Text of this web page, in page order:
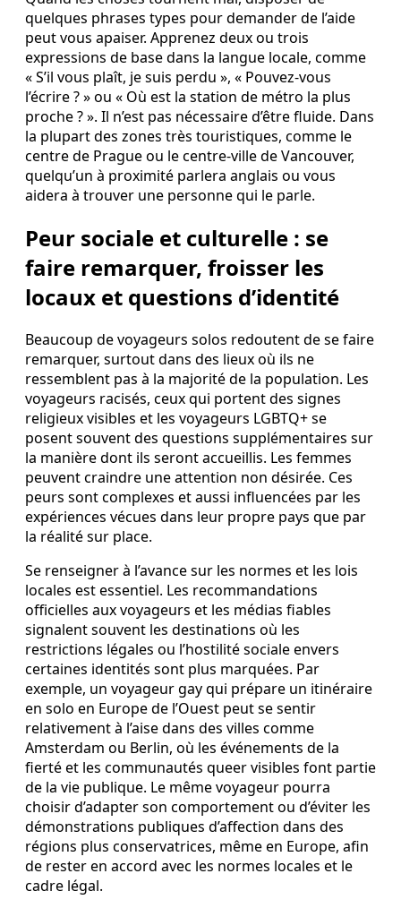
quelques phrases types pour demander de l’aide
peut vous apaiser. Apprenez deux ou trois
expressions de base dans la langue locale, comme
« S’il vous plaît, je suis perdu », « Pouvez-vous
l’écrire ? » ou « Où est la station de métro la plus
proche ? ». Il n’est pas nécessaire d’être fluide. Dans
la plupart des zones très touristiques, comme le
centre de Prague ou le centre-ville de Vancouver,
quelqu’un à proximité parlera anglais ou vous
aidera à trouver une personne qui le parle.
Peur sociale et culturelle : se
faire remarquer, froisser les
locaux et questions d’identité
Beaucoup de voyageurs solos redoutent de se faire
remarquer, surtout dans des lieux où ils ne
ressemblent pas à la majorité de la population. Les
voyageurs racisés, ceux qui portent des signes
religieux visibles et les voyageurs LGBTQ+ se
posent souvent des questions supplémentaires sur
la manière dont ils seront accueillis. Les femmes
peuvent craindre une attention non désirée. Ces
peurs sont complexes et aussi influencées par les
expériences vécues dans leur propre pays que par
la réalité sur place.
Se renseigner à l’avance sur les normes et les lois
locales est essentiel. Les recommandations
officielles aux voyageurs et les médias fiables
signalent souvent les destinations où les
restrictions légales ou l’hostilité sociale envers
certaines identités sont plus marquées. Par
exemple, un voyageur gay qui prépare un itinéraire
en solo en Europe de l’Ouest peut se sentir
relativement à l’aise dans des villes comme
Amsterdam ou Berlin, où les événements de la
fierté et les communautés queer visibles font partie
de la vie publique. Le même voyageur pourra
choisir d’adapter son comportement ou d’éviter les
démonstrations publiques d’affection dans des
régions plus conservatrices, même en Europe, afin
de rester en accord avec les normes locales et le
cadre légal.